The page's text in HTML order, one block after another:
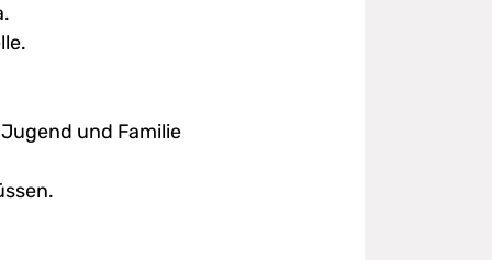
und Familie